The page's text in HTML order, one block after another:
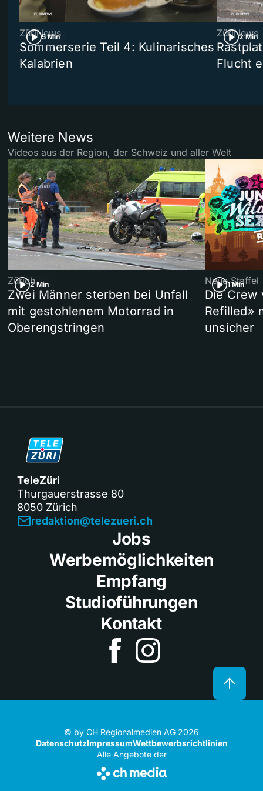
5 Min
ZüriNews
Sommerserie Teil 4: Kulinarisches
Kalabrien
2 Min
ZüriNews
Flucht
Weitere News
Videos aus der Region, der Schweiz und aller Welt
2 Min
Zürich
Zwei Männer sterben bei Unfall
mit gestohlenem Motorrad in
Oberengstringen
1 Min
Neue Staffel
Die Crew
Refilled»
unsicher
TeleZüri
Thurgauerstrasse 80
8050 Zürich
redaktion@telezueri.ch
Jobs
Werbemöglichkeiten
Empfang
Studioführungen
Kontakt
© by CH Regionalmedien AG 2026
DatenschutzImpressumWettbewerbsrichtlinien
Alle Angebote der